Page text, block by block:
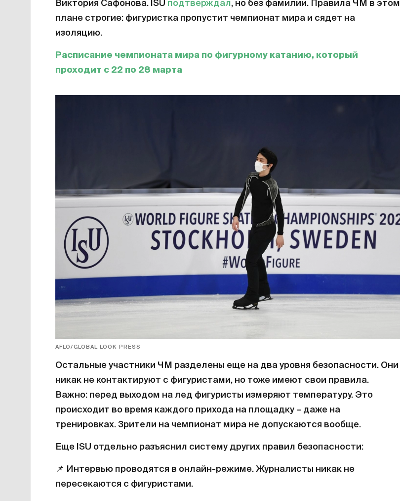
Виктория Сафонова. ISU подтверждал, но без фамилии. Правила ЧМ в этом
плане строгие: фигуристка пропустит чемпионат мира и сядет на
изоляцию.
Расписание чемпионата мира по фигурному катанию, который
проходит с 22 по 28 марта
AFLO/GLOBAL LOOK PRESS
Остальные участники ЧМ разделены еще на два уровня безопасности. Они
никак не контактируют с фигуристами, но тоже имеют свои правила.
Важно: перед выходом на лед фигуристы измеряют температуру. Это
происходит во время каждого прихода на площадку – даже на
тренировках. Зрители на чемпионат мира не допускаются вообще.
Еще ISU отдельно разъяснил систему других правил безопасности:
📌 Интервью проводятся в онлайн-режиме. Журналисты никак не
пересекаются с фигуристами.